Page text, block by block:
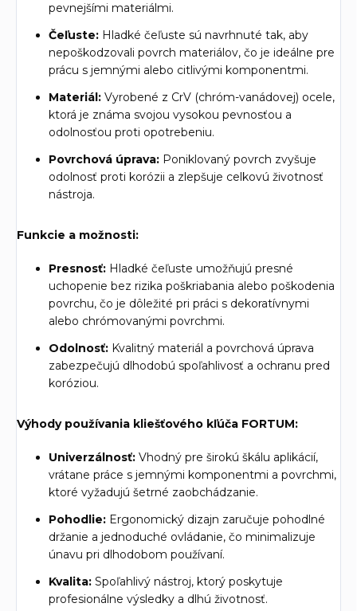
pevnejšími materiálmi.
Čeľuste: Hladké čeľuste sú navrhnuté tak, aby
nepoškodzovali povrch materiálov, čo je ideálne pre
prácu s jemnými alebo citlivými komponentmi.
Materiál: Vyrobené z CrV (chróm-vanádovej) ocele,
ktorá je známa svojou vysokou pevnosťou a
odolnosťou proti opotrebeniu.
Povrchová úprava: Poniklovaný povrch zvyšuje
odolnosť proti korózii a zlepšuje celkovú životnosť
nástroja.
Funkcie a možnosti:
Presnosť: Hladké čeľuste umožňujú presné
uchopenie bez rizika poškriabania alebo poškodenia
povrchu, čo je dôležité pri práci s dekoratívnymi
alebo chrómovanými povrchmi.
Odolnosť: Kvalitný materiál a povrchová úprava
zabezpečujú dlhodobú spoľahlivosť a ochranu pred
koróziou.
Výhody používania kliešťového kľúča FORTUM:
Univerzálnosť: Vhodný pre širokú škálu aplikácií,
vrátane práce s jemnými komponentmi a povrchmi,
ktoré vyžadujú šetrné zaobchádzanie.
Pohodlie: Ergonomický dizajn zaručuje pohodlné
držanie a jednoduché ovládanie, čo minimalizuje
únavu pri dlhodobom používaní.
Kvalita: Spoľahlivý nástroj, ktorý poskytuje
profesionálne výsledky a dlhú životnosť.